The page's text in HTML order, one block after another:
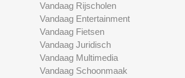
Vandaag Rijscholen
Vandaag Entertainment
Vandaag Fietsen
Vandaag Juridisch
Vandaag Multimedia
Vandaag Schoonmaak